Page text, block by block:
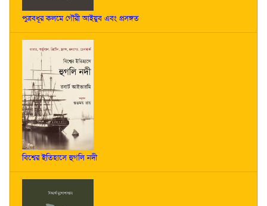
পুত্রবধূর কলমে গৌরী আইয়ুব এবং প্রসঙ্গত
বিশ্বের ইতিহাসে হুগলি নদী